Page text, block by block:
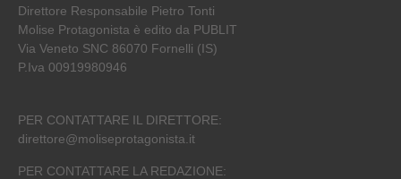
Direttore Responsabile Pietro Tonti
Molise Protagonista è edito da PUBLIT
Via Veneto SNC 86070 Fornelli (IS)
P.Iva 00919980946
PER CONTATTARE IL DIRETTORE:
direttore@moliseprotagonista.it
PER CONTATTARE LA REDAZIONE: